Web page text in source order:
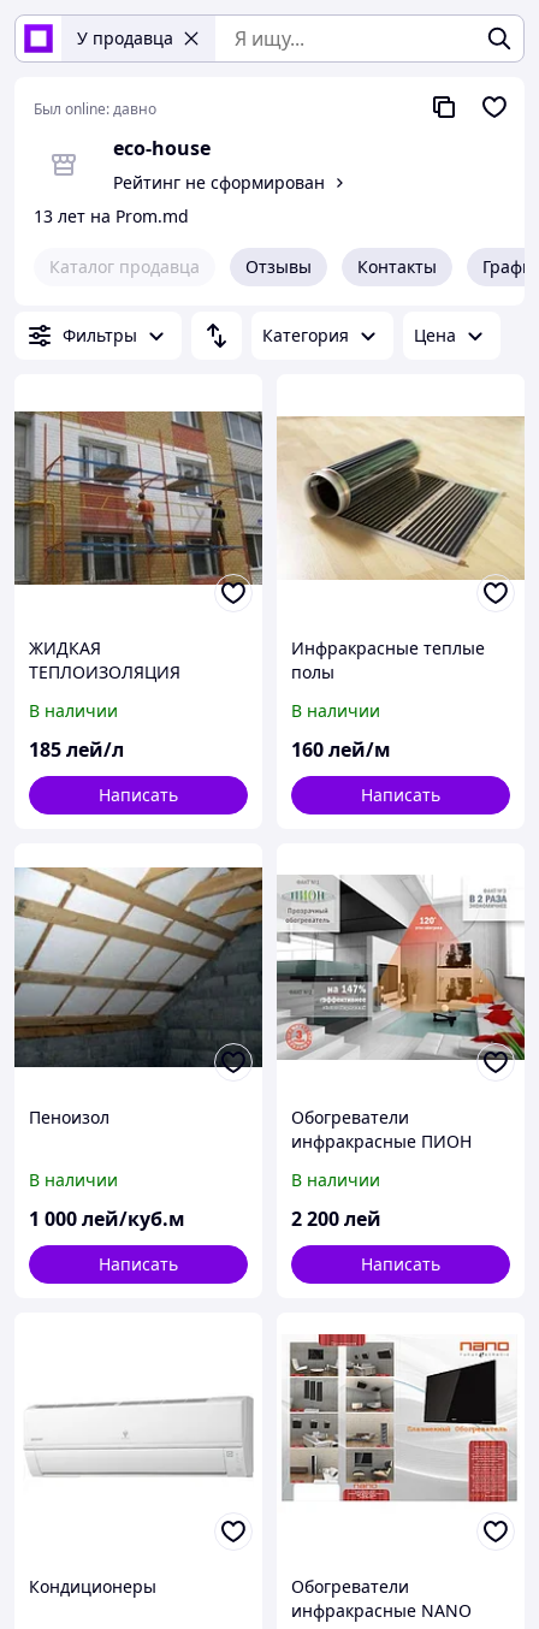
У продавца
Был online:давно
eco-house
Рейтинг не сформирован
13 лет на Prom.md
Каталог продавца Отзывы Контакты
Фильтры Категория Цена
ЖИДКАЯ
ТЕПЛОИЗОЛЯЦИЯ
В наличии
185лей/л
Написать
Инфракрасные теплые
полы
В наличии
160лей/м
Написать
Пеноизол
В наличии
1 000лей/куб.м
Написать
Обогреватели
инфракрасные ПИОН
В наличии
2 200лей
Написать
Кондиционеры
Обогреватели
инфракрасные NANO